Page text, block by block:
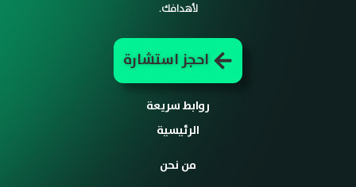
لأهدافك.
احجز استشارة
روابط سريعة
الرئيسية
من نحن